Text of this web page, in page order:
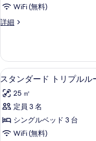
を
示
す
る
す
べ
写
真
を
表
示
す
ト
詳
シ
グ
ル
ル
ー
ム
の
す
WiFi (無料)
詳細
ス
ー
ド
シ
グ
ル
ー
ム
ス
タ
ン
ダ
ー
20
スタンダード トリプルル
25 ㎡
定員 3 名
シングルベッド 3 台
WiFi (無料)